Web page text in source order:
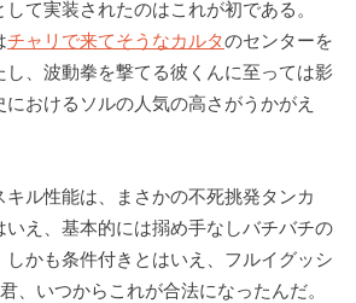
て実装されたのはこれが初である。
チャリで来てそうなカルタのセンターを
し、波動拳を撃てる彼くんに至っては影
におけるソルの人気の高さがうかがえ
キル性能は、まさかの不死挑発タンカ
いえ、基本的には搦め手なしバチバチの
しかも条件付きとはいえ、フルイグッシ
、いつからこれが合法になったんだ。